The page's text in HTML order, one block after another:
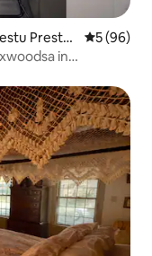
Presto
5 (96)
in
»Izbira gostov«